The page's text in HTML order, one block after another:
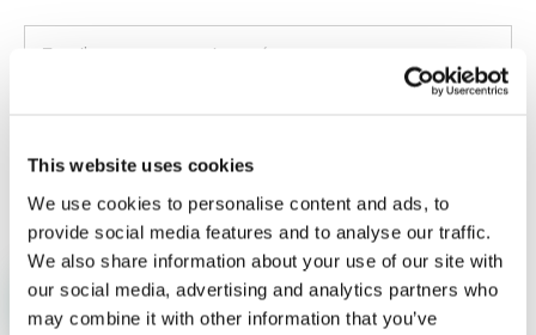
This website uses cookies
We use cookies to personalise content and ads, to
provide social media features and to analyse our traffic.
We also share information about your use of our site with
our social media, advertising and analytics partners who
may combine it with other information that you’ve
Nombre*